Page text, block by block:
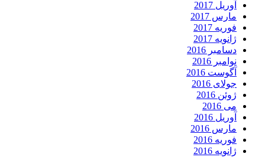
آوریل 2017
مارس 2017
فوریه 2017
ژانویه 2017
دسامبر 2016
نوامبر 2016
آگوست 2016
جولای 2016
ژوئن 2016
می 2016
آوریل 2016
مارس 2016
فوریه 2016
ژانویه 2016